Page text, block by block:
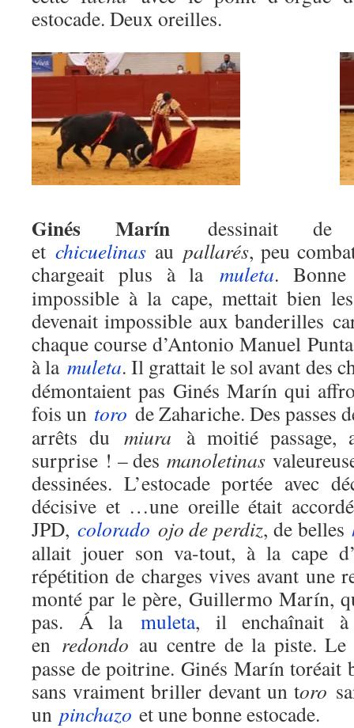
estocade. Deux oreilles.
Ginés Marín dessinait de
et chicuelinas aupallarés, peu
chargeait plus à la muleta.
impossible à la cape, mettait bien
devenait impossible aux banderilles
chaque course d’Antonio Manuel
à la muleta. Il grattait le sol avant des
démontaient pas Ginés Marín qui
fois un toro de Zahariche. Des passes
arrêts dumiura à moitié passage,
surprise ! – desmanoletinas
dessinées. L’estocade portée avec
décisive et …une oreille était
JPD, colorado ojo de perdiz, de belles
allait jouer son va-tout, à la cape
répétition de charges vives avant une
monté par le père, Guillermo Marín,
pas. Á la muleta, il enchaînait à
en redondo au centre de la piste.
passe de poitrine. Ginés Marín toréait
sans vraiment briller devant un toro
un pinchazo et une bonne estocade.